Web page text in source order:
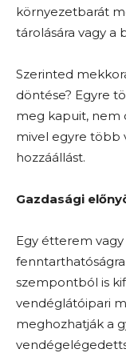
környezetbarát
tárolására vagy a
Szerinted
döntése? Egyre
meg kapuit, nem
mivel egyre több
hozzáállást.
Gazdasági
Egy étterem vagy
szempontból is
vendéglátóipari
meghozhatják a